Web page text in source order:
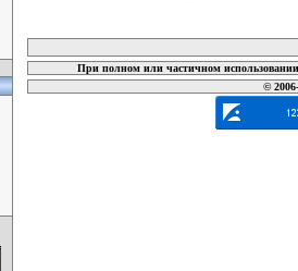
При полном или частичном
©